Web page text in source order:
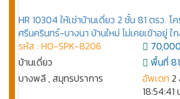
HR 10304 ให้เช่าบ้านเดี่ยว 2 ชั้น 81 ตรว. โ
ศรีนครินทร์-บางนา บ้านใหม่ ไม่เคยเข้าอยู่ ใ
รหัส : HO-SPK-8206
บ้านเดี่ยว
บางพลี , สมุทรปราการ
70,000
พื้นที่
อัพเดท 2
18:54:41